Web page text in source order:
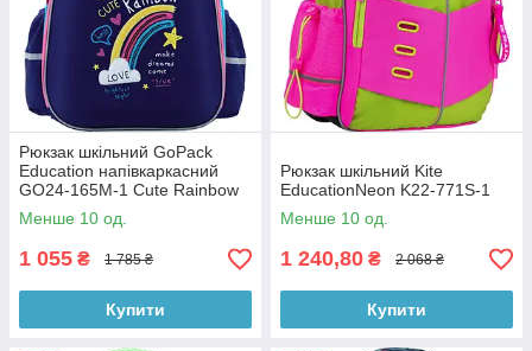
Рюкзак шкільний GoPack
Education напівкаркасний
GO24-165M-1 Cute Rainbow
Менше 10 од.
1 055 ₴ 1 785 ₴
Купити
Рюкзак шкільний Kite
EducationNeon K22-771S-1
Менше 10 од.
1 240,80 ₴ 2 068 ₴
Купити